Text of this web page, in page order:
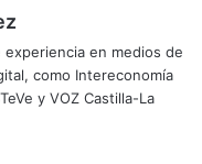
en medios de
como Intereconomía
y VOZ Castilla-La